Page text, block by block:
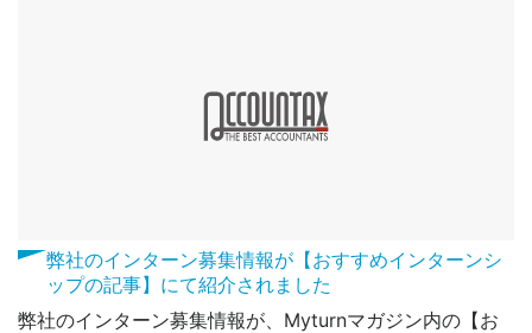
弊社のインターン募集情報が【おすすめインターンシ
ップの記事】にて紹介されました
弊社のインターン募集情報が、Myturnマガジン内の【お